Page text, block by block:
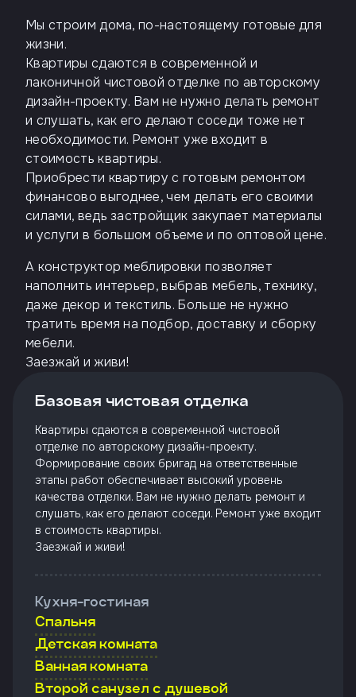
Мы строим дома, по-настоящему готовые для
жизни.
Квартиры сдаются в современной и
лаконичной чистовой отделке по авторскому
дизайн-проекту. Вам не нужно делать ремонт
и слушать, как его делают соседи тоже нет
необходимости. Ремонт уже входит в
стоимость квартиры.
Приобрести квартиру с готовым ремонтом
финансово выгоднее, чем делать его своими
силами, ведь застройщик закупает материалы
и услуги в большом объеме и по оптовой цене.
А конструктор меблировки позволяет
наполнить интерьер, выбрав мебель, технику,
даже декор и текстиль. Больше не нужно
тратить время на подбор, доставку и сборку
мебели.
Заезжай и живи!
Базовая чистовая отделка
Квартиры сдаются в современной чистовой
отделке по авторскому дизайн-проекту.
Формирование своих бригад на ответственные
этапы работ обеспечивает высокий уровень
качества отделки. Вам не нужно делать ремонт и
слушать, как его делают соседи. Ремонт уже входит
в стоимость квартиры.
Заезжай и живи!
Кухня-гостиная
Спальня
Детская комната
Ванная комната
Второй санузел с душевой